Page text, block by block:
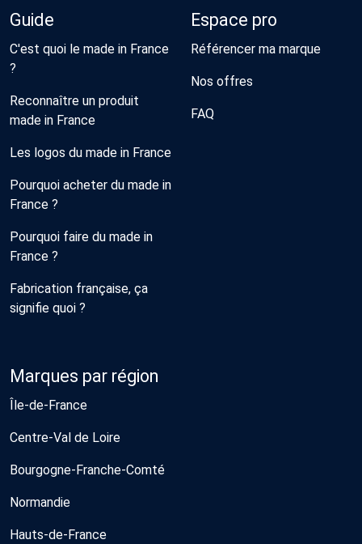
Guide
C'est quoi le made in France
?
Reconnaître un produit
made in France
Les logos du made in France
Pourquoi acheter du made in
France ?
Pourquoi faire du made in
France ?
Fabrication française, ça
signifie quoi ?
Espace pro
Référencer ma marque
Nos offres
FAQ
Marques par région
Île-de-France
Centre-Val de Loire
Bourgogne-Franche-Comté
Normandie
Hauts-de-France